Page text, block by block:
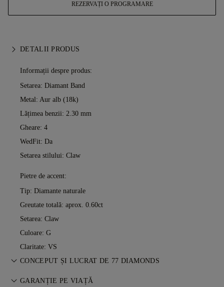
REZERVAȚI O PROGRAMARE
DETALII PRODUS
Informații despre produs:
Setarea: Diamant Band
Metal: Aur alb (18k)
Lățimea benzii: 2.30 mm
Gheare: 4
WedFit: Da
Setarea stilului: Claw
Pietre de accent:
Tip: Diamante naturale
Greutate totală: aprox. 0.60ct
Setarea: Claw
Culoare: G
Claritate: VS
CONCEPUT ȘI LUCRAT DE 77 DIAMONDS
Arta bijuteriilor, perfecționată piesă cu piesă de maeștrii 77
GARANȚIE PE VIAȚĂ